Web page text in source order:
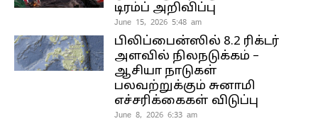
டிரம்ப் அறிவிப்பு
June 15, 2026 5:48 am
பிலிப்பைன்ஸில் 8.2 ரிக்டர்
அளவில் நிலநடுக்கம் –
ஆசியா நாடுகள்
பலவற்றுக்கும் சுனாமி
எச்சரிக்கைகள் விடுப்பு
June 8, 2026 6:33 am